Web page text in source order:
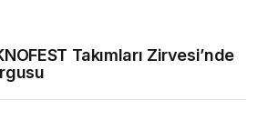
Takımları Zirvesi’nde